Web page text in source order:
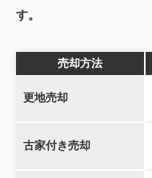
す。
売却方法
更地売却
古家付き売却